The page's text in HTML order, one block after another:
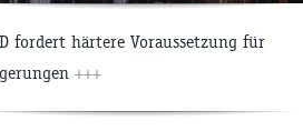
fordert härtere Voraussetzung für
+++